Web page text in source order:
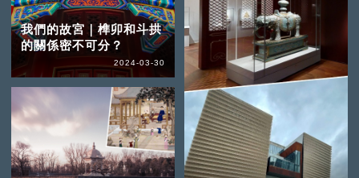
我們的故宮｜榫卯和斗拱
的關係密不可分？
2024-03-30